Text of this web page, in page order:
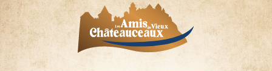
Skip
to
content